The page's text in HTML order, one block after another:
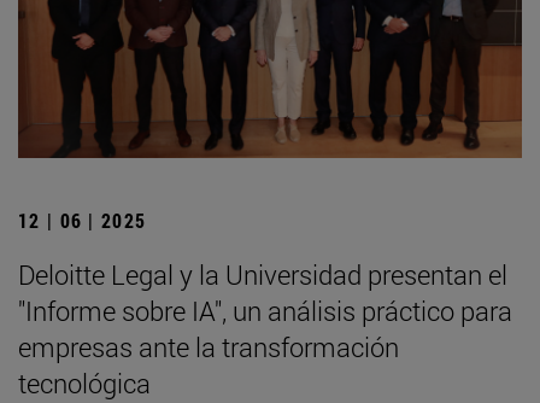
12 | 06 | 2025
Deloitte Legal y la Universidad presentan el
"Informe sobre IA", un análisis práctico para
empresas ante la transformación
tecnológica